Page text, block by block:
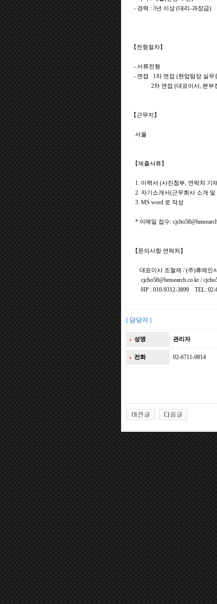
- 경력 : 3년 이상 (대리-과장급)
【전형절차】
- 서류전형
- 면접 1차 면접 (현업팀장 실
2차 면접 (대표이사, 본부장,
【근무지】
서울
【제출서류】
1. 이력서 (사진첨부, 연락처 기
2. 자기소개서(근무회사 소개
3. MS word 로 작성
* 이메일 접수:
【문의사항 연락처】
대표이사 조철제 / (주)휴메인
cjcho58@hmsearch.co.kr /
HP : 010-9312-3899 TEL:
[ 담당자 ]
성명 관리자
전화 02-6711-0814